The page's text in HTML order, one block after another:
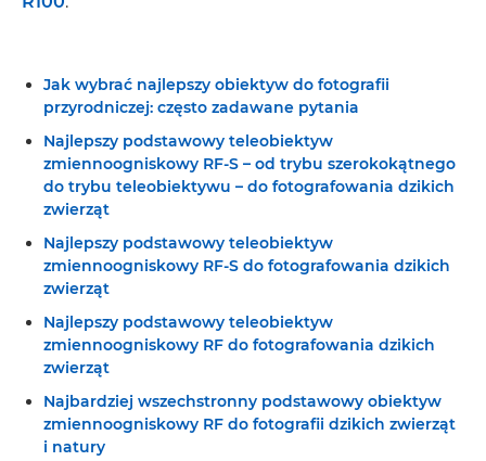
Jak wybrać najlepszy obiektyw do fotografii
przyrodniczej: często zadawane pytania
Najlepszy podstawowy teleobiektyw
zmiennoogniskowy RF-S – od trybu szerokokątnego
do trybu teleobiektywu – do fotografowania dzikich
zwierząt
Najlepszy podstawowy teleobiektyw
zmiennoogniskowy RF-S do fotografowania dzikich
zwierząt
Najlepszy podstawowy teleobiektyw
zmiennoogniskowy RF do fotografowania dzikich
zwierząt
Najbardziej wszechstronny podstawowy obiektyw
zmiennoogniskowy RF do fotografii dzikich zwierząt
i natury